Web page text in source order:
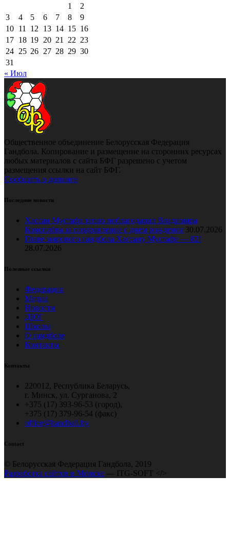
1
2
3
4 5 6 7 8
9
10 11 12 13 14 15 16
17 18 19 20 21 22 23
24 25 26 27 28 29 30
31
« Июл
Общественное объединение Белорусская Федерация
Гандбола. Копирование и размещение на сторонних ресурсах
любых материалов с сайта БФГ разрешено с учетом
размещения ссылки на сайт БФГ.
Сообщить о допинге
Последние новости
Хассан Мустафа тепло поблагодарил Владимира
Коноплёва за поздравление с днем рождения 30.07.2026
Главе мирового гандбола Хассану Мустафе — 82!
28.07.2026
Полезные ссылки
Федерация
Медиа
Новости
ДЮГ
Школы
О гандболе
Контакты
Контакты
220012, Республика Беларусь,
г. Минск, ул. Сурганова, 2
+375 (17) 393-96-53 (город),
+375 (17) 379-96-54 (факс)
office@handball.by
Contact
© Белорусская Федерация Гандбола, 2019
Разработка сайтов в Минске — ITG-SOFT </>